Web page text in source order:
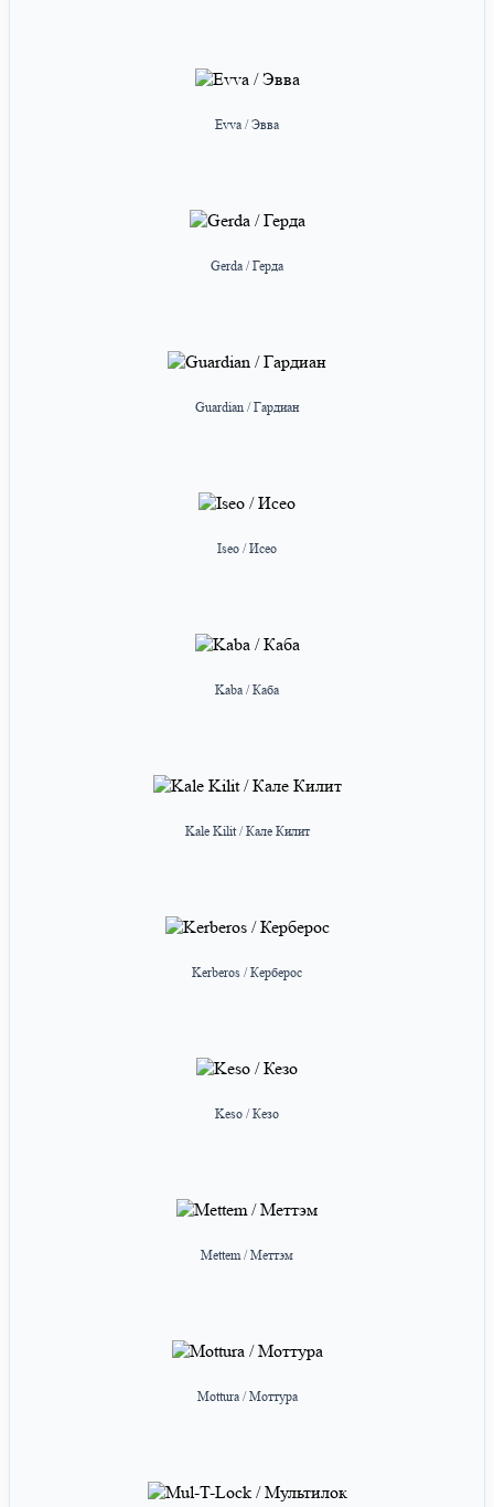
Evva / Эвва
Gerda / Герда
Guardian / Гардиан
Iseo / Исео
Kaba / Каба
Kale Kilit / Кале Килит
Kerberos / Керберос
Keso / Кезо
Mettem / Меттэм
Mottura / Моттура